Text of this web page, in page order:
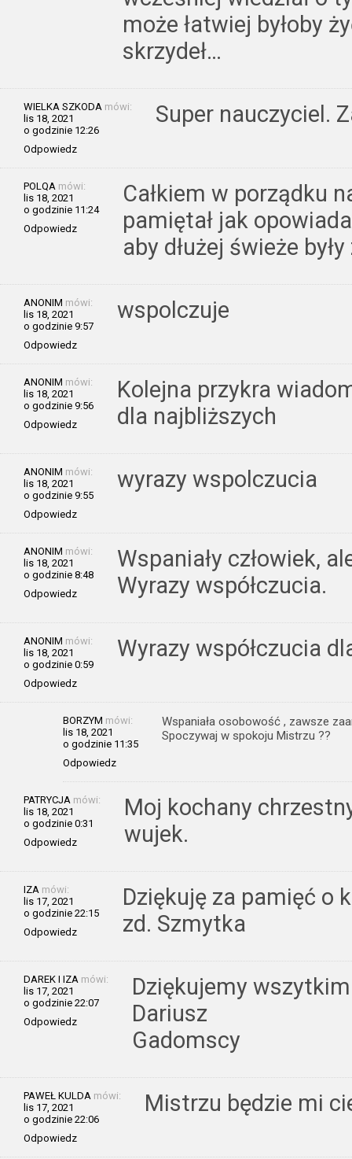
może łatwiej byłoby
skrzydeł…
WIELKA SZKODA mówi:
lis 18, 2021
o godzinie 12:26
Odpowiedz
Super nauczyciel.
POLQA mówi:
lis 18, 2021
o godzinie 11:24
Odpowiedz
Całkiem w porządku
pamiętał jak
aby dłużej świeże
ANONIM mówi:
lis 18, 2021
o godzinie 9:57
Odpowiedz
wspolczuje
ANONIM mówi:
lis 18, 2021
o godzinie 9:56
Odpowiedz
Kolejna przykra
dla najbliższych
ANONIM mówi:
lis 18, 2021
o godzinie 9:55
Odpowiedz
wyrazy wspolczucia
ANONIM mówi:
lis 18, 2021
o godzinie 8:48
Odpowiedz
Wspaniały człowiek,
Wyrazy współczucia.
ANONIM mówi:
lis 18, 2021
o godzinie 0:59
Odpowiedz
Wyrazy współczucia
BORZYM mówi:
lis 18, 2021
o godzinie 11:35
Odpowiedz
Wspaniała osobowość , zawsze
Spoczywaj w spokoju Mistrzu ??
PATRYCJA mówi:
lis 18, 2021
o godzinie 0:31
Odpowiedz
Moj kochany
wujek.
IZA mówi:
lis 17, 2021
o godzinie 22:15
Odpowiedz
Dziękuję za pamięć o
zd. Szmytka
DAREK I IZA mówi:
lis 17, 2021
o godzinie 22:07
Odpowiedz
Dziękujemy
Dariusz
Gadomscy
PAWEŁ KULDA mówi:
lis 17, 2021
o godzinie 22:06
Odpowiedz
Mistrzu będzie mi